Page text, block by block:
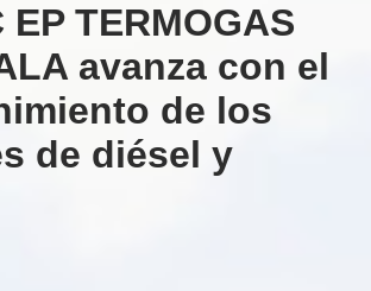
EP TERMOGAS
avanza con el
de los
de diésel y